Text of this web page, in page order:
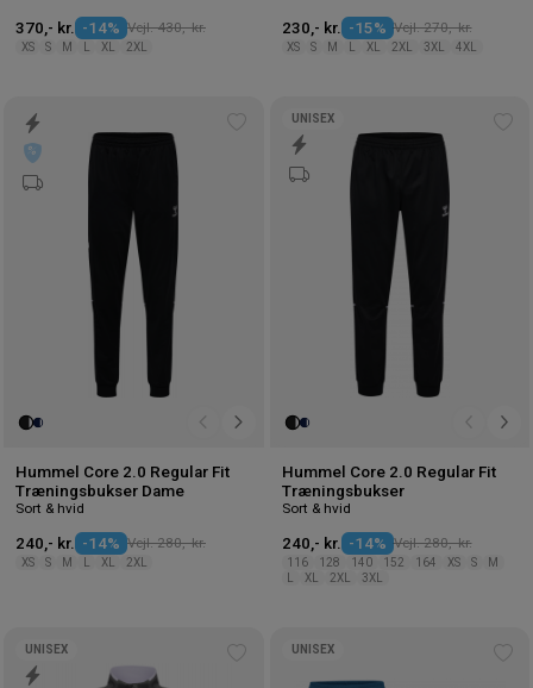
370,- kr. -14% Vejl. 430,- kr.
XS S M XL 2XL
230,- kr. -15% Vejl. 270,- kr.
XS S M XL 2XL 3XL 4XL
ønskeliste
Hummel Core 2.0 Regular Fit
Træningsbukser Dame
Sort & hvid
240,- kr. -14% Vejl. 280,- kr.
XS S M XL 2XL
UNISEX
Hummel Core 2.0 Regular Fit
Træningsbukser
Sort & hvid
240,- kr. -14% Vejl. 280,- kr.
116 128 140 152 164 XS S
M
XL 2XL 3XL
UNISEX UNISEX